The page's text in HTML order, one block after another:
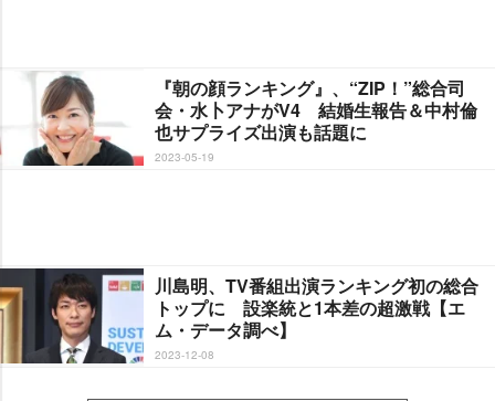
『朝の顔ランキング』、“ZIP！”総合司
会・水卜アナがV4 結婚生報告＆中村倫
也サプライズ出演も話題に
2023-05-19
川島明、TV番組出演ランキング初の総合
トップに 設楽統と1本差の超激戦【エ
ム・データ調べ】
2023-12-08